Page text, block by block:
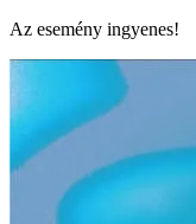
Az esemény ingyenes!